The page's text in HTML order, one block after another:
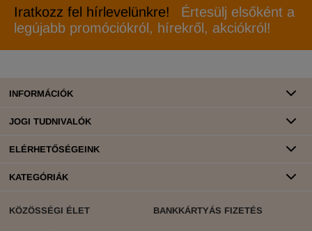
Iratkozz fel hírlevelünkre!
Értesülj elsőként a
legújabb promóciókról, hírekről, akciókról!
INFORMÁCIÓK
JOGI TUDNIVALÓK
ELÉRHETŐSÉGEINK
KATEGÓRIÁK
KÖZÖSSÉGI ÉLET BANKKÁRTYÁS FIZETÉS